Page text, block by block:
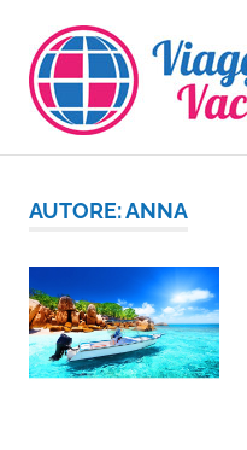
contenuto
AUTORE:ANNA